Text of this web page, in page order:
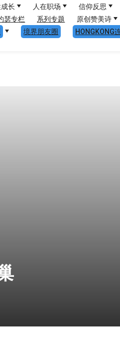
长 人在职场 信仰反思
瑟专栏 系列专题 原创赞美诗
境界朋友圈
HONGKONG